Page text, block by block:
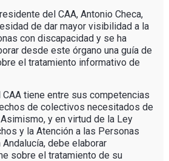
del CAA, Antonio Checa,
de dar mayor visibilidad a la
con discapacidad y se ha
desde este órgano una guía de
el tratamiento informativo de
CAA tiene entre sus competencias
de colectivos necesitados de
y en virtud de la Ley
y la Atención a las Personas
debe elaborar
sobre el tratamiento de su